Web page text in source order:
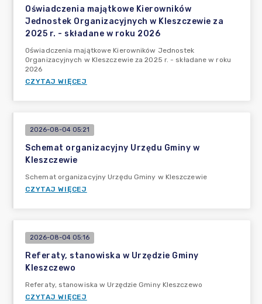
Oświadczenia majątkowe Kierowników
Jednostek Organizacyjnych w Kleszczewie za
2025 r. - składane w roku 2026
Oświadczenia majątkowe Kierowników Jednostek
Organizacyjnych w Kleszczewie za 2025 r. - składane w roku
2026
CZYTAJ WIĘCEJ
2026-08-04 05:21
Schemat organizacyjny Urzędu Gminy w
Kleszczewie
Schemat organizacyjny Urzędu Gminy w Kleszczewie
CZYTAJ WIĘCEJ
2026-08-04 05:16
Referaty, stanowiska w Urzędzie Gminy
Kleszczewo
Referaty, stanowiska w Urzędzie Gminy Kleszczewo
CZYTAJ WIĘCEJ